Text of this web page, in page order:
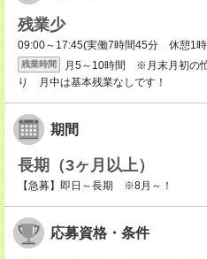
残業少
09:00～17:45(実働7時間45分 休憩1
残業時間
月5～10時間 ※月末月初の
り 月中は基本残業なしです！
期間
長期（3ヶ月以上）
【急募】即日～長期 ※8月～！
応募資格・条件